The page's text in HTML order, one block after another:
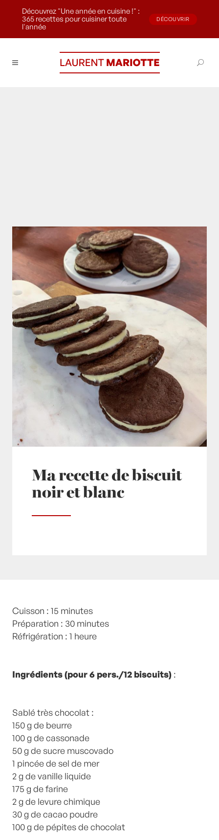
Découvrez "Une année en cuisine !" :
365 recettes pour cuisiner toute
l'année
DÉCOUVRIR
Ma recette de biscuit
noir et blanc
Posté à 09:35hin- Petits plats en équilibre -
Recette -,AUTOMNE,Beurre
Chocolat,chocolat blanc
home,Recettes,RENTREE,SucrebyLaurent
Cuisson : 15 minutes
Préparation : 30 minutes
Réfrigération : 1 heure
Ingrédients (pour 6 pers./12 biscuits) :
Sablé très chocolat :
150 g de beurre
100 g de cassonade
50 g de sucre muscovado
1 pincée de sel de mer
2 g de vanille liquide
175 g de farine
2 g de levure chimique
30 g de cacao poudre
100 g de pépites de chocolat